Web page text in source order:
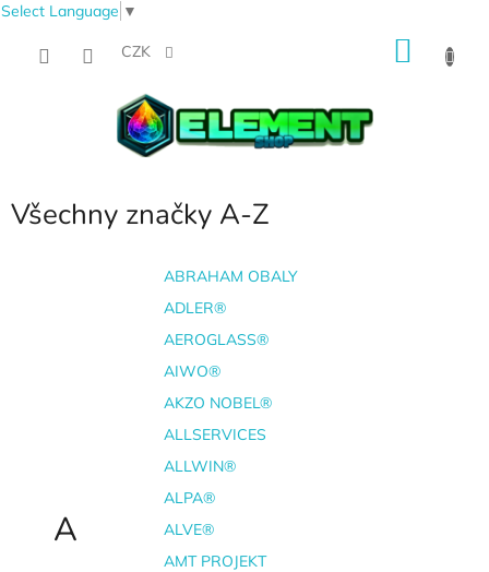
Select Language ▼
CZK
Všechny značky A-Z
A
ABRAHAM OBALY
ADLER®
AEROGLASS®
AIWO®
AKZO NOBEL®
ALLSERVICES
ALLWIN®
ALPA®
ALVE®
AMT PROJEKT